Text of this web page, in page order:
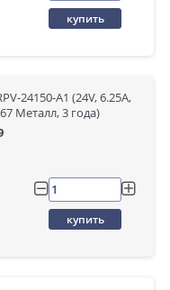
купить
24150-A1 (24V, 6.25A,
Металл, 3 года)
купить